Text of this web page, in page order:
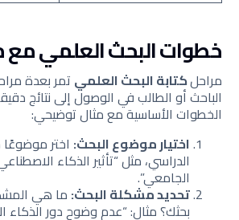
خطوات البحث العلمي مع
مراحلكتابة البحث العلميتمر بعدة
الباحث أو الطالب في الوصول إلى نتائج
الخطوات الأساسية مع مثال توضيحي:
اختيار موضوع البحث:اختر موضوعًا
الدراسي، مثل “تأثير الذكاء
الجامعي”.
تحديد مشكلة البحث:ما هي
بحثك؟ مثال: “عدم وضوح دور الذكاء